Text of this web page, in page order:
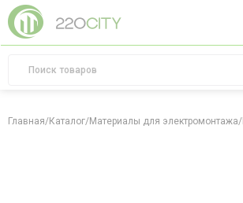
Главная/Каталог/Материалы для электромонтажа/